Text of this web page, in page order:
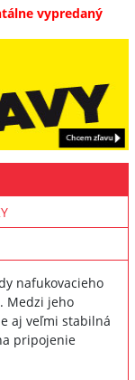
vypredaný
nafukovacieho
Medzi jeho
aj veľmi stabilná
pripojenie